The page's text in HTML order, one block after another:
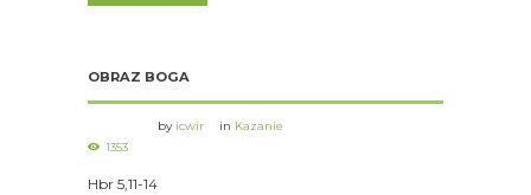
OBRAZ BOGA
by icwir in Kazanie
1353
Hbr 5,11-14